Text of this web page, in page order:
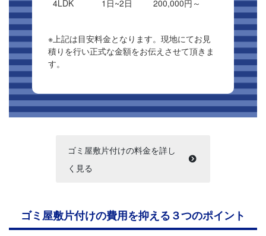
4LDK
1日~2日 200,000円～
※上記は目安料金となります。現地にてお見
積りを行い正式な金額をお伝えさせて頂きま
す。
ゴミ屋敷片付けの料金を詳し
く見る
ゴミ屋敷片付けの費用を抑える３つのポイント